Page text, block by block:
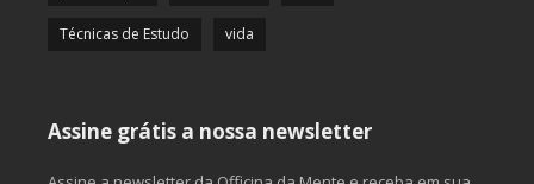
Técnicas de Estudo vida
Assine grátis a nossa newsletter